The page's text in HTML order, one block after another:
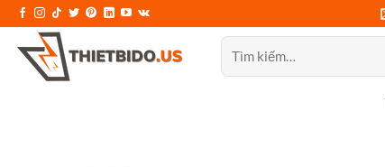
qua
nội
Tìm
kiếm: